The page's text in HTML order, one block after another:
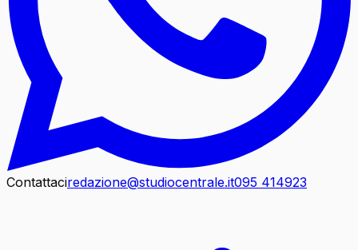
Contattaciredazione@studiocentrale.it095 414923